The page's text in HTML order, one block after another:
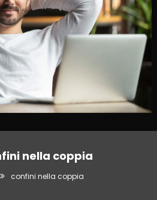
nella coppia
confini nella coppia